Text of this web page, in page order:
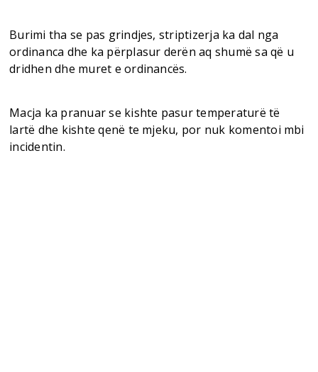
Burimi tha se pas grindjes, striptizerja ka dal nga
ordinanca dhe ka përplasur derën aq shumë sa që u
dridhen dhe muret e ordinancës.
Macja ka pranuar se kishte pasur temperaturë të
lartë dhe kishte qenë te mjeku, por nuk komentoi mbi
incidentin.